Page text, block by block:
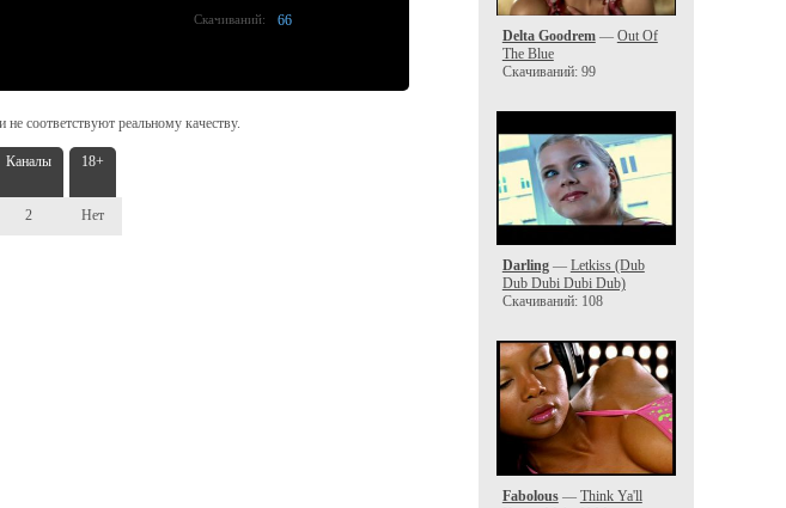
Delta Goodrem— Out Of
The Blue
Скачиваний: 99
Darling— Letkiss (Dub
Dub Dubi Dubi Dub)
Скачиваний: 108
Fabolous— Think Ya'll
Скачиваний: 66
соответствуют реальному качеству.
Каналы 18+
2 Нет